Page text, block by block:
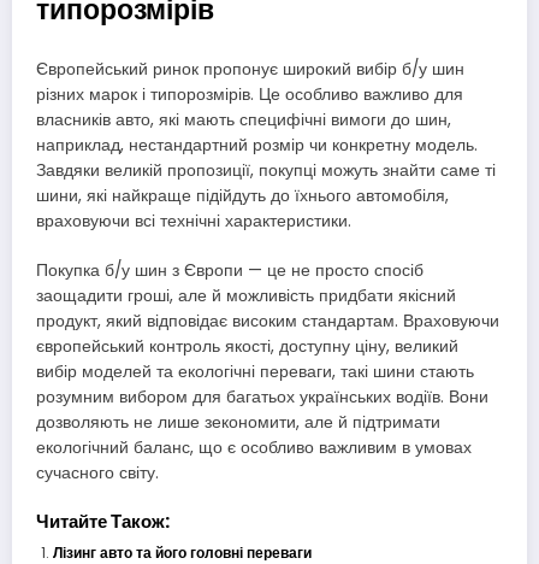
типорозмірів
Європейський ринок пропонує широкий вибір б/у шин
різних марок і типорозмірів. Це особливо важливо для
власників авто, які мають специфічні вимоги до шин,
наприклад, нестандартний розмір чи конкретну модель.
Завдяки великій пропозиції, покупці можуть знайти саме ті
шини, які найкраще підійдуть до їхнього автомобіля,
враховуючи всі технічні характеристики.
Покупка б/у шин з Європи — це не просто спосіб
заощадити гроші, але й можливість придбати якісний
продукт, який відповідає високим стандартам. Враховуючи
європейський контроль якості, доступну ціну, великий
вибір моделей та екологічні переваги, такі шини стають
розумним вибором для багатьох українських водіїв. Вони
дозволяють не лише зекономити, але й підтримати
екологічний баланс, що є особливо важливим в умовах
сучасного світу.
Читайте Також:
Лізинг авто та його головні переваги